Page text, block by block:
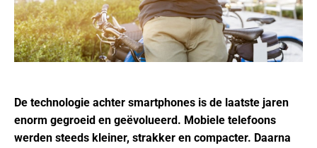
De technologie achter smartphones is de laatste jaren
enorm gegroeid en geëvolueerd. Mobiele telefoons
werden steeds kleiner, strakker en compacter. Daarna